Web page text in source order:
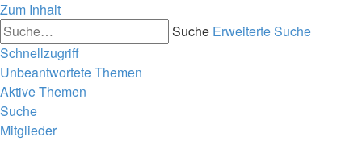
Zum Inhalt
Suche Erweiterte Suche
Schnellzugriff
Unbeantwortete Themen
Aktive Themen
Suche
Mitglieder